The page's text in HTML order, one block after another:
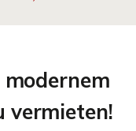
vermieten!